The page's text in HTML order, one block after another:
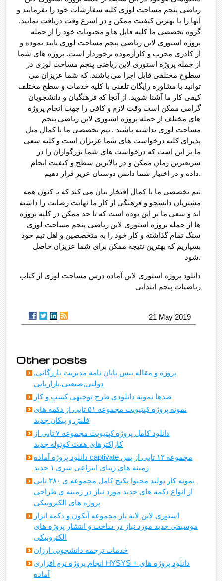
ریاضی پنجم مساحت لوزی کلیه سفارشات خود را بفرمایید و
آنها را با بهترین کیفیت ممکن و در اسرع وقت دریافت نمایید.
گروه تخصصی ما کلیه فایل ها و محتویات خود را از جمله
پروژه استوری لاین ریاضی پنجم مساحت لوزی تایید نموده و
از کادری مجرب و کارآزموده برخوردار است. پروژه های شما
از جمله پروژه استوری لاین ریاضی پنجم مساحت لوزی در
سطوح مختلفی قابل اجرا می باشند. که شما عزیزان می
توانید با مشاوره رایگان تلفنی با کلیه خدمات و سطح مختلف
کیفی کار ما آشنا شوید. از آنجا که فرهنگیان و دانشجویان
گرامی ممکن است وقت لازم و کافی را جهت انجام پروژه
های مختلف از جمله پروژه استوری لاین ریاضی پنجم
مساحت لوزی نداشته باشند . تیم تخصصی ما با کمال میل
پذیرای کلیه درخواست های شما عزیزان است و کلیه سعی
ما بر این است که درخواست های شما بزرگواران را در
سریعترین زمان ممکن و در بالاترین سطح و کیفیت انجام
داده و در اختیار شما دانش دوستان عزیز قرار دهیم.
تیم تخصصی ما با کمال افتخار بیان می کند که تا کنون همه
مشتریان دانشجو و فرهنگی از کار ما نهایت رضایت را داشته
اند و سعی ما بر این بوده است که تا حد ممکن در کلیه پروژه
ها از جمله پروژه استوری لاین ریاضی پنجم مساحت لوزی
سنگ تمام گذاشته و کار خود را به متخصصین و اهل تیم خود
بسپاریم که بهترین نتیجه ممکن برای شما عزیزان حاصل
شود.
دانلود پروژه استوری لاین آماده درس مساحت لوزی از کتاب
ریاضیات پنجم ابتدایی
21 May 2019
Other posts
پروژه و مقاله بیس پایان نامه مدیریت بازرگانی,
دولتی,صنعتی,بازاریابی
صدها نمونه دانلودی طرح توجیهی کسب و کار
نمونه پروژه کپتیویت مجموعه ۵۱ تایی از دکمه های
فلش و پیکان جدید
دانلود کامل پروژه کپتیویت مجموعه ۷ تایی از
کاراکترهای هفت کوتوله جدید
دانلود پروژه آماده captivate مجموعه ۱۲ تایی از پس
زمینه های زیبای انتزاعی سری ۱ جدید
نمونه کار تولید محتوا پکیج کامل مجموعه ی ۳۸۰ تایی
از انواع دکمه های جدید مورد نیاز در زمینه ی طراحی
پروژه های الکترونیکی
استوری لاین لایه باز مجموعه آیکون و دکمه ابزار
موسیقی جدید مورد نیاز در ساخت و انتشار پروژه های
الکترونیکی
خدمات ترجمه دانشجویی ارزان
انجام پروژه نرم افزاری HYSYS + دانلود پروژه های
آماده